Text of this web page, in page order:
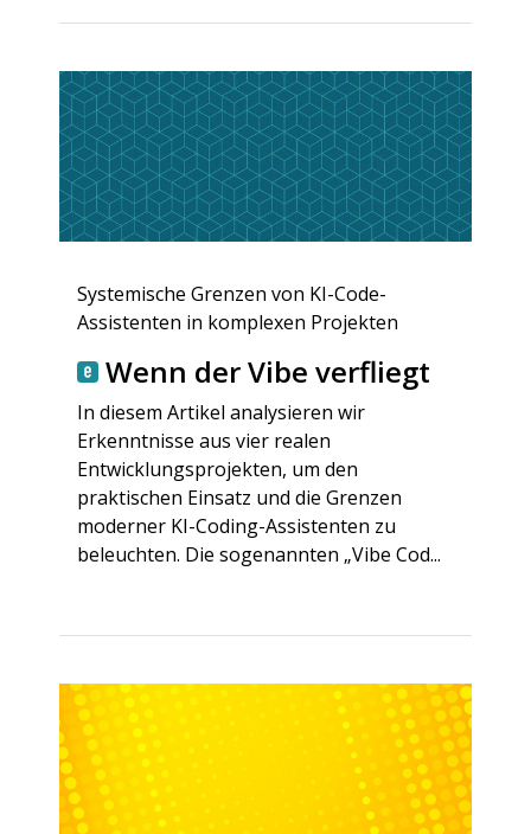
Systemische Grenzen von KI-Code-
Assistenten in komplexen Projekten
Wenn der Vibe verfliegt
In diesem Artikel analysieren wir
Erkenntnisse aus vier realen
Entwicklungsprojekten, um den
praktischen Einsatz und die Grenzen
moderner KI-Coding-Assistenten zu
beleuchten. Die sogenannten „Vibe Cod...